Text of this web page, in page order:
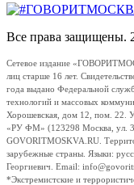
Все права защищены.
Сетевое издание
лиц старше 16 лет.
года выдано Федеральной
технологий и массовых
Хорошевская, дом 12, пом. 22.
«РУ ФМ» (123298 Москва, ул.
GOVORITMOSKVA.RU.
зарубежные страны. Языки:
Георгиевич. Email:
*Экстремистские и